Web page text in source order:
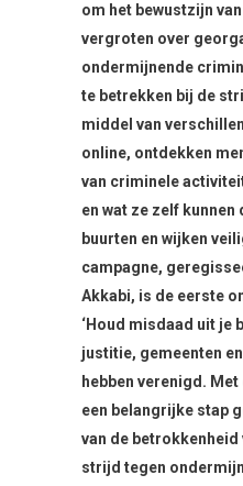
om het bewustzijn
vergroten over
ondermijnende
te betrekken bij de
middel van
online, ontdekken
van criminele
en wat ze zelf kunnen
buurten en wijken
campagne,
Akkabi, is de eerste
‘Houd misdaad uit je
justitie, gemeenten
hebben verenigd.
een belangrijke stap
van de
strijd tegen